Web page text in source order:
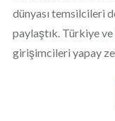
dünyası temsilcileri
paylaştık. Türkiye
girişimcileri yapay